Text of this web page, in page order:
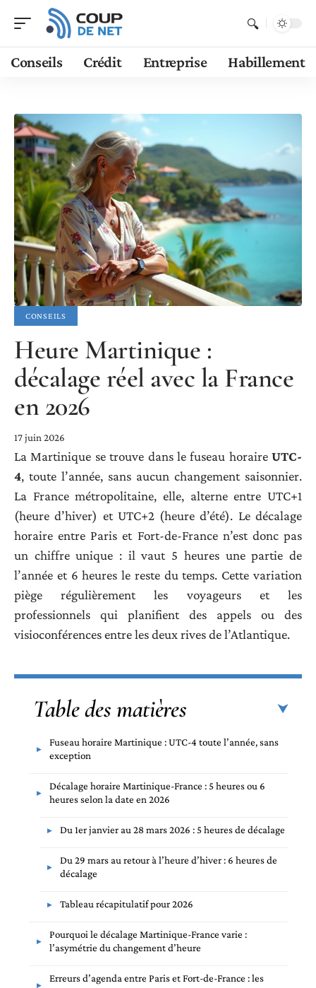
Conseils Crédit Entreprise Habillement
CONSEILS
Heure Martinique :
décalage réel avec la France
en 2026
17 juin 2026
La Martinique se trouve dans le fuseau horaire UTC-
4, toute l’année, sans aucun changement saisonnier.
La France métropolitaine, elle, alterne entre UTC+1
(heure d’hiver) et UTC+2 (heure d’été). Le décalage
horaire entre Paris et Fort-de-France n’est donc pas
un chiffre unique : il vaut 5 heures une partie de
l’année et 6 heures le reste du temps. Cette variation
piège régulièrement les voyageurs et les
professionnels qui planifient des appels ou des
visioconférences entre les deux rives de l’Atlantique.
Table des matières
Fuseau horaire Martinique : UTC-4 toute l’année, sans
exception
Décalage horaire Martinique-France : 5 heures ou 6
heures selon la date en 2026
Du 1er janvier au 28 mars 2026 : 5 heures de décalage
Du 29 mars au retour à l’heure d’hiver : 6 heures de
décalage
Tableau récapitulatif pour 2026
Pourquoi le décalage Martinique-France varie :
l’asymétrie du changement d’heure
Erreurs d’agenda entre Paris et Fort-de-France : les